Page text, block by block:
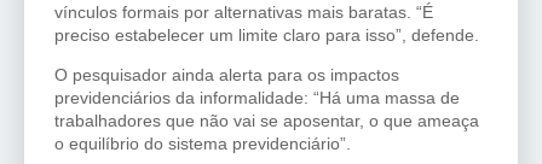
vínculos formais por alternativas mais baratas. “É
preciso estabelecer um limite claro para isso”, defende.
O pesquisador ainda alerta para os impactos
previdenciários da informalidade: “Há uma massa de
trabalhadores que não vai se aposentar, o que ameaça
o equilíbrio do sistema previdenciário”.